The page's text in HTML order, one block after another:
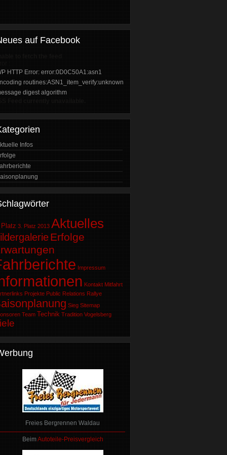
auf Facebook
HTTP Error: error:0D0C50A1:asn1
routines:ASN1_item_verify:unknown
digest algorithm
Infos
3. Platz 2013 Aktuelles
Erfolge
Impressum
Kontakt Mitfahrt
Projekte Public Relations Rallye
Sieg Sitemap
Team Technik Tradition Vogelsberg
Freies Bergrennen Waldau
BeimAutoteile-Preisvergleich